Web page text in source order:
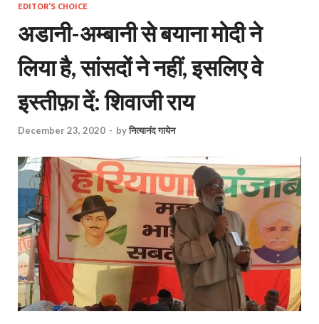
EDITOR'S CHOICE
अडानी-अम्बानी से बयाना मोदी ने
लिया है, सांसदों ने नहीं, इसलिए वे
इस्तीफ़ा दें: शिवाजी राय
December 23, 2020 - byनित्यानंद गायेन